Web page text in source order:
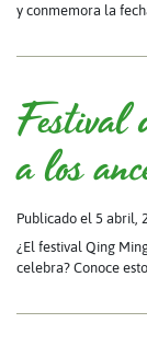
y conmemora la
a los
Publicado el 5 abril,
¿El festival Qing
celebra? Conoce